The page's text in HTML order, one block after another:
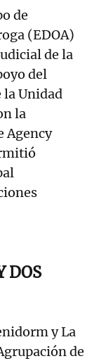
de
(EDOA)
de la
del
la Unidad
la
Agency
DOS
y La
de